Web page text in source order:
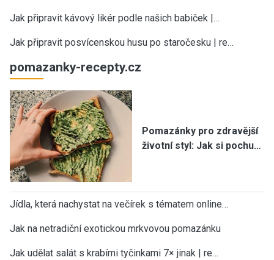
Jak připravit kávový likér podle našich babiček |…
Jak připravit posvícenskou husu po staročesku | re…
pomazanky-recepty.cz
Pomazánky pro zdravější
životní styl: Jak si pochu…
Jídla, která nachystat na večírek s tématem online…
Jak na netradiční exotickou mrkvovou pomazánku
Jak udělat salát s krabími tyčinkami 7× jinak | re…